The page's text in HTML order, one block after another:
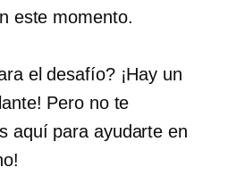
este momento.
el desafío? ¡Hay un
Pero no te
aquí para ayudarte en